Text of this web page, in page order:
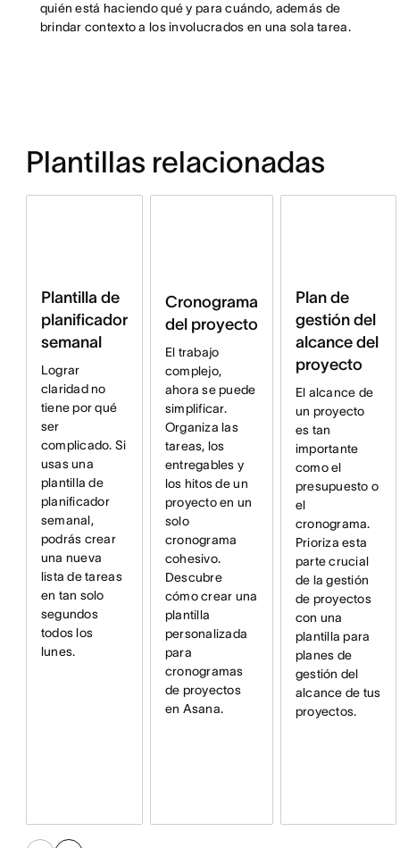
quién está haciendo qué y para cuándo, además de
brindar contexto a los involucrados en una sola tarea.
Plantillas relacionadas
Plantilla de
planificador
semanal
Lograr
claridad no
tiene por qué
ser
complicado. Si
usas una
plantilla de
planificador
semanal,
podrás crear
una nueva
lista de tareas
en tan solo
segundos
todos los
lunes.
Cronograma
del proyecto
El trabajo
complejo,
ahora se puede
simplificar.
Organiza las
tareas, los
entregables y
los hitos de un
proyecto en un
solo
cronograma
cohesivo.
Descubre
cómo crear una
plantilla
personalizada
para
cronogramas
de proyectos
en Asana.
Plan de
gestión del
alcance del
proyecto
El alcance de
un proyecto
es tan
importante
como el
presupuesto o
el
cronograma.
Prioriza esta
parte crucial
de la gestión
de proyectos
con una
plantilla para
planes de
gestión del
alcance de tus
proyectos.